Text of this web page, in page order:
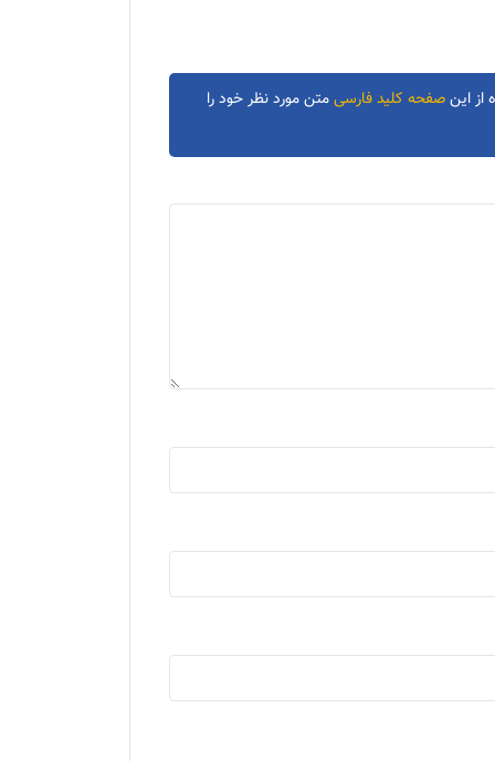
از اینصفحه کلید فارسیمتن مورد نظر خود را